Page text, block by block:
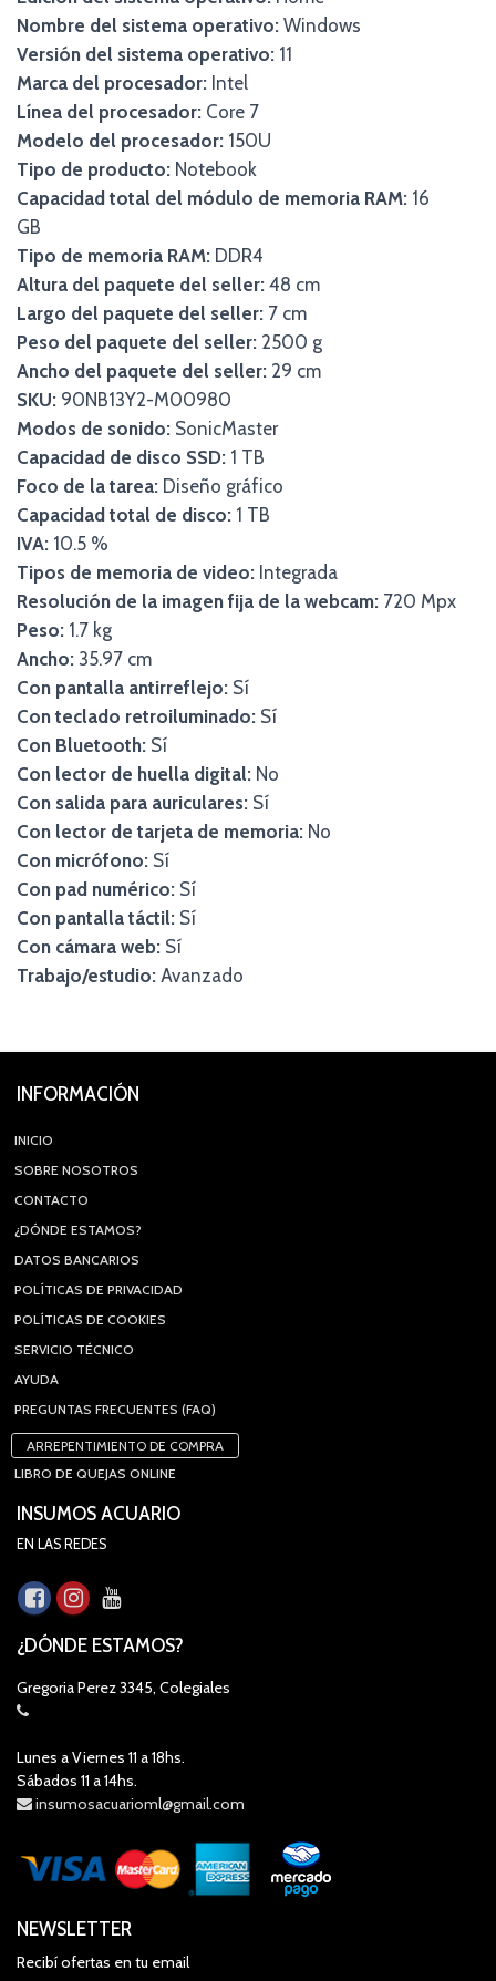
Nombre del sistema operativo: Windows
Versión del sistema operativo: 11
Marca del procesador: Intel
Línea del procesador: Core 7
Modelo del procesador: 150U
Tipo de producto: Notebook
Capacidad total del módulo de memoria RAM: 16
GB
Tipo de memoria RAM: DDR4
Altura del paquete del seller: 48 cm
Largo del paquete del seller: 7 cm
Peso del paquete del seller: 2500 g
Ancho del paquete del seller: 29 cm
SKU: 90NB13Y2-M00980
Modos de sonido: SonicMaster
Capacidad de disco SSD: 1 TB
Foco de la tarea: Diseño gráfico
Capacidad total de disco: 1 TB
IVA: 10.5 %
Tipos de memoria de video: Integrada
Resolución de la imagen fija de la webcam: 720 Mpx
Peso: 1.7 kg
Ancho: 35.97 cm
Con pantalla antirreflejo: Sí
Con teclado retroiluminado: Sí
Con Bluetooth: Sí
Con lector de huella digital: No
Con salida para auriculares: Sí
Con lector de tarjeta de memoria: No
Con micrófono: Sí
Con pad numérico: Sí
Con pantalla táctil: Sí
Con cámara web: Sí
Trabajo/estudio: Avanzado
INFORMACIÓN
INICIO
SOBRE NOSOTROS
CONTACTO
¿DÓNDE ESTAMOS?
DATOS BANCARIOS
POLÍTICAS DE PRIVACIDAD
POLÍTICAS DE COOKIES
SERVICIO TÉCNICO
AYUDA
PREGUNTAS FRECUENTES (FAQ)
ARREPENTIMIENTO DE COMPRA
LIBRO DE QUEJAS ONLINE
INSUMOS ACUARIO
EN LAS REDES
¿DÓNDE ESTAMOS?
Gregoria Perez 3345, Colegiales
Lunes a Viernes 11 a 18hs.
Sábados 11 a 14hs.
insumosacuarioml@gmail.com
NEWSLETTER
Recibí ofertas en tu email